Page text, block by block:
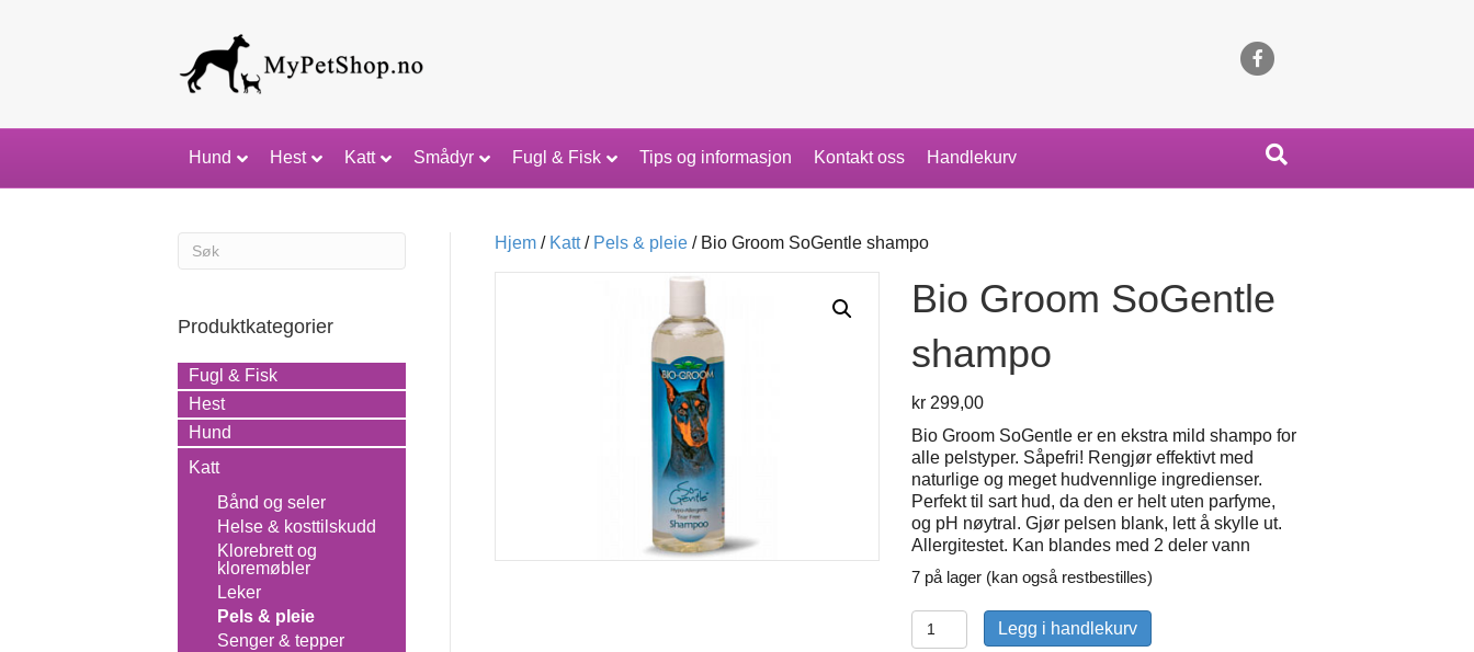
Hund Hest Katt Smådyr Fugl & Fisk Tips og informasjon Kontakt oss Handlekurv
Hjem/ Katt/ Pels & pleie/ Bio Groom SoGentle shampo
Bio Groom SoGentle
shampo
kr299,00
Bio Groom SoGentle er en ekstra mild shampo for
alle pelstyper. Såpefri! Rengjør effektivt med
naturlige og meget hudvennlige ingredienser.
Perfekt til sart hud, da den er helt uten parfyme,
og pH nøytral. Gjør pelsen blank, lett å skylle ut.
Allergitestet. Kan blandes med 2 deler vann
7 på lager (kan også restbestilles)
Bio
Groom
Legg i handlekurv
Produktkategorier
Fugl & Fisk
Hest
Hund
Katt
Bånd og seler
Helse & kosttilskudd
Klorebrett og
kloremøbler
Leker
Pels & pleie
Senger & tepper